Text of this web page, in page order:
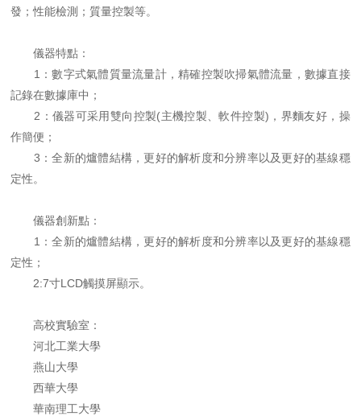
發；性能檢測；質量控製等。
儀器特點：
1：數字式氣體質量流量計，精確控製吹掃氣體流量，數據直接
記錄在數據庫中；
2：儀器可采用雙向控製(主機控製、軟件控製)，界麵友好，操
作簡便；
3：全新的爐體結構，更好的解析度和分辨率以及更好的基線穩
定性。
儀器創新點：
1：全新的爐體結構，更好的解析度和分辨率以及更好的基線穩
定性；
2:7寸LCD觸摸屏顯示。
高校實驗室：
河北工業大學
燕山大學
西華大學
華南理工大學